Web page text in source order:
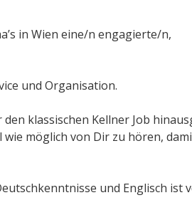
in Wien eine/n engagierte/n,
und Organisation.
klassischen Kellner Job
möglich von Dir zu hören,
und Englisch ist